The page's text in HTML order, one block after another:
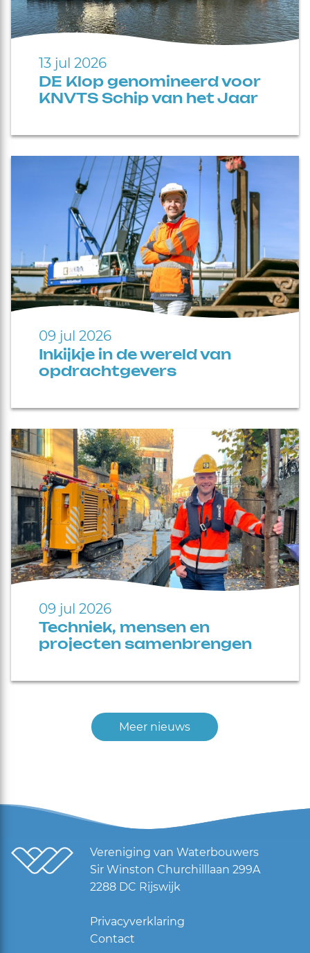
13 jul 2026
DE Klop genomineerd voor
KNVTS Schip van het Jaar
09 jul 2026
Inkijkje in de wereld van
opdrachtgevers
09 jul 2026
Techniek, mensen en
projecten samenbrengen
Meer nieuws
Vereniging van Waterbouwers
Sir Winston Churchilllaan 299A
2288 DC Rijswijk
Privacyverklaring
Contact